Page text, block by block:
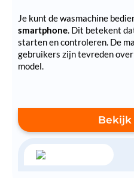
Je kunt de wasmachine
smartphone. Dit betekent
starten en controleren. De
gebruikers zijn tevreden
model.
Bekijk